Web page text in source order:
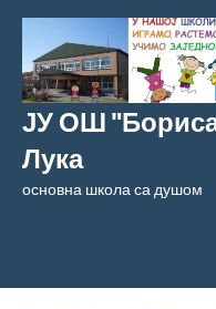
Скочи
садржај
ЈУ ОШ
Лука
основна школа са душом